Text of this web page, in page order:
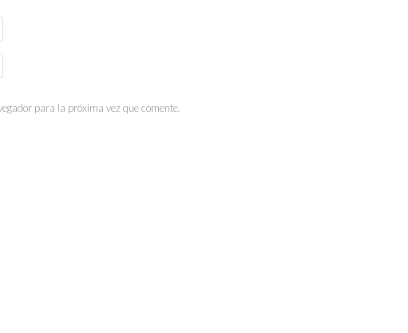
para la próxima vez que comente.